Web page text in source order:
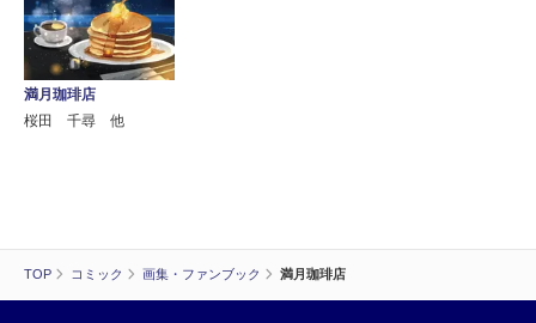
TOP コミック 画集・ファンブック 満月珈琲店
満月珈琲店
桜田 千尋 他